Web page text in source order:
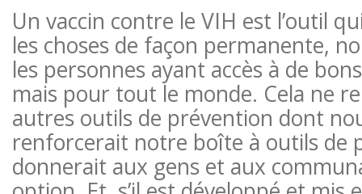
Un vaccin contre le VIH est l’outil
les choses de façon permanente,
les personnes ayant accès à de
mais pour tout le monde. Cela ne
autres outils de prévention dont
renforcerait notre boîte à outils de
donnerait aux gens et aux